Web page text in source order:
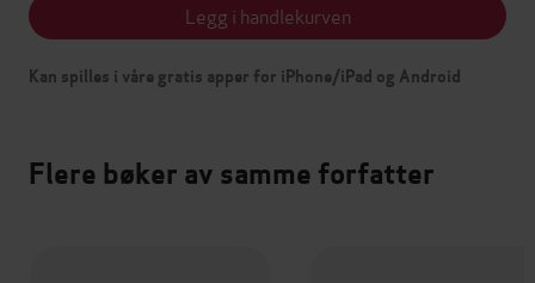
Legg i handlekurven
Kan spilles i våre gratis apper for iPhone/iPad og Android
Flere bøker av samme forfatter